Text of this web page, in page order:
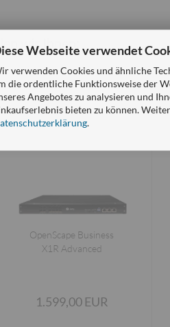
Webseite verwendet
verwenden Cookies und ähnliche
die ordentliche Funktionsweise der
Angebotes zu analysieren und
bieten zu können.
.
wir Ihnen:
OpenScape Business
X1R Advanced
1.599,00 EUR